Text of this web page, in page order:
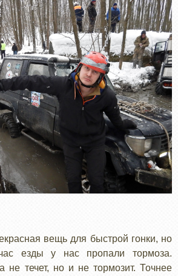
вещь для быстрой гонки, но
езды у нас пропали тормоза.
не течет, но и не тормозит. Точнее